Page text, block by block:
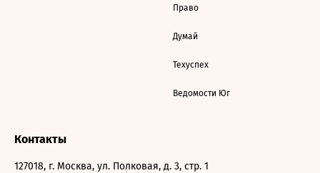
Право
Думай
Техуспех
Ведомости Юг
Контакты
127018, г. Москва, ул. Полковая, д. 3, стр. 1